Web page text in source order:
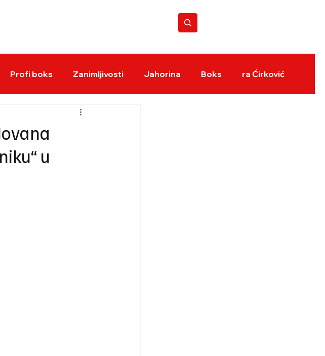
Profi boks Zanimljivosti Jahorina Boks ra Ćirković
u